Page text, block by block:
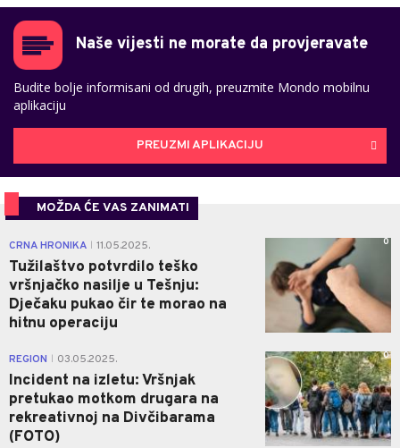
Naše vijesti ne morate da provjeravate
Budite bolje informisani od drugih, preuzmite Mondo mobilnu
aplikaciju
PREUZMI APLIKACIJU
MOŽDA ĆE VAS ZANIMATI
CRNA HRONIKA 11.05.2025.
Tužilaštvo potvrdilo teško
vršnjačko nasilje u Tešnju:
Dječaku pukao čir te morao na
hitnu operaciju
0
REGION 03.05.2025.
Incident na izletu: Vršnjak
pretukao motkom drugara na
rekreativnoj na Divčibarama
(FOTO)
0